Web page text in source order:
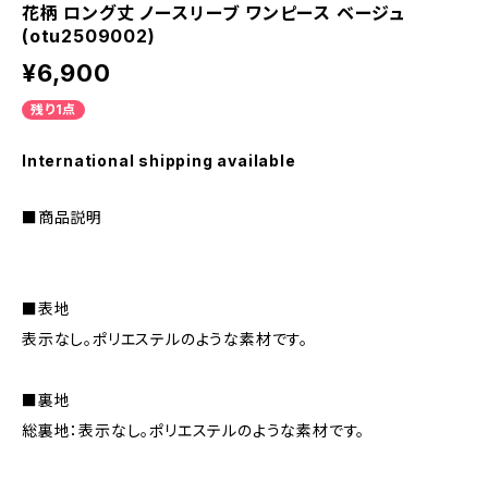
花柄 ロング丈 ノースリーブ ワンピース ベージュ
(otu2509002)
¥6,900
残り1点
International shipping available
■商品説明
■表地
表示なし。ポリエステルのような素材です。
■裏地
総裏地：表示なし。ポリエステルのような素材です。